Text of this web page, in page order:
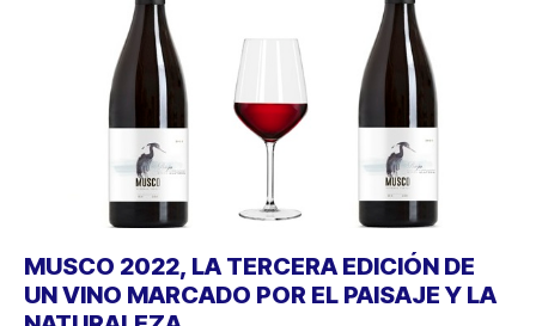
MUSCO 2022, LA TERCERA EDICIÓN DE
UN VINO MARCADO POR EL PAISAJE Y LA